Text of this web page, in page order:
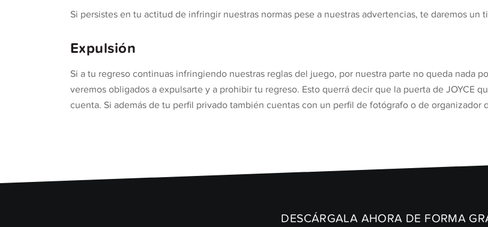
Si persistes en tu actitud de infringir nuestras normas pese a nuestras advertencias, te daremos
Expulsión
Si a tu regreso continuas infringiendo nuestras reglas del juego, por nuestra parte no queda nada
veremos obligados a expulsarte y a prohibir tu regreso. Esto querrá decir que la puerta de JOYCE
cuenta. Si además de tu perfil privado también cuentas con un perfil de fotógrafo o de organizador
DESCÁRGALA AHORA DE FORMA